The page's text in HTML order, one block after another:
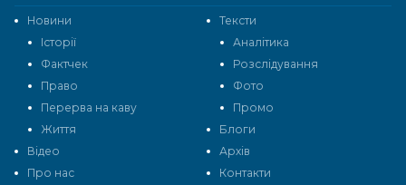
Новини
Тексти
Історії
Аналітика
Фактчек
Розслідування
Право
Фото
Перерва на каву
Промо
Життя
Блоги
Відео
Архів
Про нас
Контакти